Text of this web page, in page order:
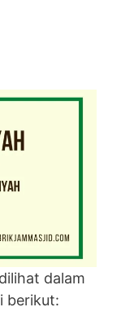
dalam
berikut: